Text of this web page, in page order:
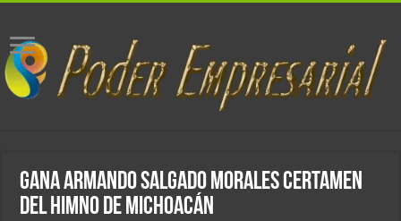
Gana Armando Salgado Morales certamen
del Himno de Michoacán